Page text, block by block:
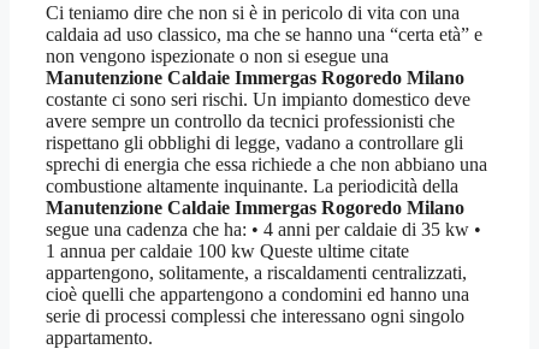
Ci teniamo dire che non si è in pericolo di vita con una
caldaia ad uso classico, ma che se hanno una “certa età” e
non vengono ispezionate o non si esegue una
Manutenzione Caldaie Immergas Rogoredo Milano
costante ci sono seri rischi. Un impianto domestico deve
avere sempre un controllo da tecnici professionisti che
rispettano gli obblighi di legge, vadano a controllare gli
sprechi di energia che essa richiede a che non abbiano una
combustione altamente inquinante. La periodicità della
Manutenzione Caldaie Immergas Rogoredo Milano
segue una cadenza che ha: • 4 anni per caldaie di 35 kw •
1 annua per caldaie 100 kw Queste ultime citate
appartengono, solitamente, a riscaldamenti centralizzati,
cioè quelli che appartengono a condomini ed hanno una
serie di processi complessi che interessano ogni singolo
appartamento.